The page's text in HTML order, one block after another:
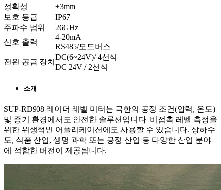
정확성
±3mm
보호 등급
IP67
주파수 범위
26GHz
신호 출력
4-20mA
RS485/모드버스
전원 공급 장치
DC(6~24V)/ 4선식
DC 24V / 2선식
소개
SUP-RD908 레이더 레벨 미터는 극한의 공정 조건(압력, 온도)
및 증기 환경에서도 안전한 솔루션입니다. 비접촉 레벨 측정을
위한 위생적인 ​​어플리케이션에도 사용할 수 있습니다. 상하수
도, 식품 산업, 생명 과학 또는 공정 산업 등 다양한 산업 분야
에 적합한 버전이 제공됩니다.